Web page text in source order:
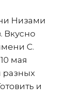
Низами
Вкусно
С.
мая
разных
и